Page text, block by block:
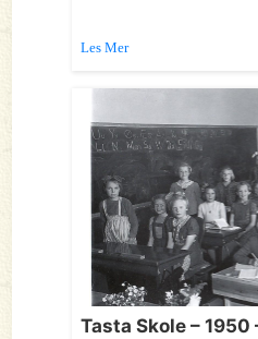
Les Mer
Tasta Skole – 1950